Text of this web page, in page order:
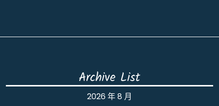
Archive List
2026 年 8 月